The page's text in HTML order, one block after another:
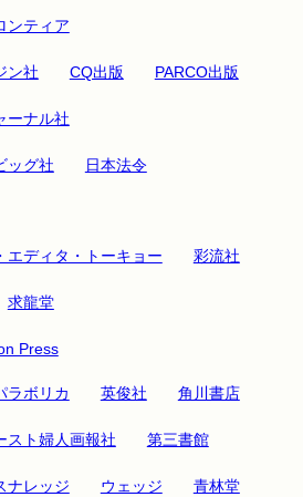
ンティア
ン社 CQ出版 PARCO出版
ーナル社
ッグ社 日本法令
エディタ・トーキョー 彩流社
求龍堂
Press
ラボリカ 英俊社 角川書店
スト婦人画報社 第三書館
ナレッジ ウェッジ 青林堂